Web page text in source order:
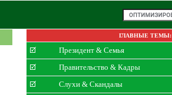
ГЛАВНЫЕ ТЕМЫ:
Президент & Семья
Правительство & Кадры
Слухи & Скандалы